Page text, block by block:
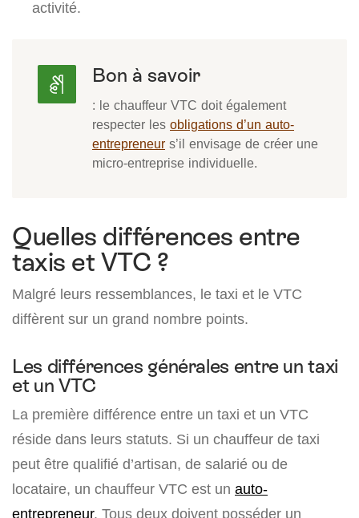
activité.
Bon à savoir
: le chauffeur VTC doit également
respecter les obligations d’un auto-
entrepreneur s’il envisage de créer une
micro-entreprise individuelle.
Quelles différences entre
taxis et VTC ?
Malgré leurs ressemblances, le taxi et le VTC
diffèrent sur un grand nombre points.
Les différences générales entre un taxi
et un VTC
La première différence entre un taxi et un VTC
réside dans leurs statuts. Si un chauffeur de taxi
peut être qualifié d’artisan, de salarié ou de
locataire, un chauffeur VTC est un auto-
entrepreneur. Tous deux doivent posséder un